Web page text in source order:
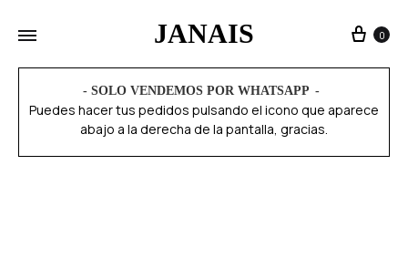
JANAIS 0
- SOLO VENDEMOS POR WHATSAPP
Puedes hacer tus pedidos pulsando el icono que aparece
abajo a la derecha de la pantalla, gracias.